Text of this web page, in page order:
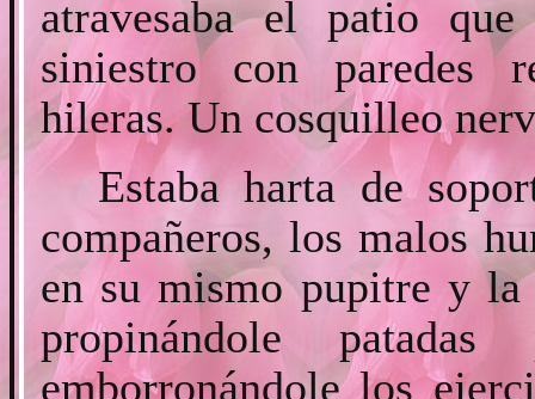
atravesaba el patio
siniestro con paredes
hileras. Un cosquilleo
Estaba harta de
compañeros, los malos
en su mismo pupitre y
propinándole
emborronándole los